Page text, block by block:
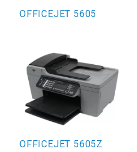
OFFICEJET 5605
OFFICEJET 5605Z